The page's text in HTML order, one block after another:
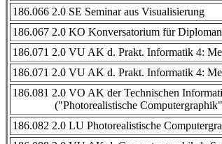
186.066 2.0 SE Seminar aus Visualisierung
186.067 2.0 KO Konversatorium für
186.071 2.0 VU AK d. Prakt. Informatik 4:
186.071 2.0 VU AK d. Prakt. Informatik 4:
186.081 2.0 VO AK der Technischen
("Photorealistische
186.082 2.0 LU Photorealistische